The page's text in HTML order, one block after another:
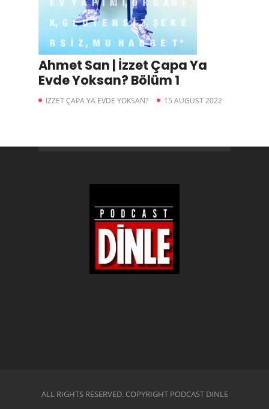
Ahmet San | İzzet Çapa Ya
Evde Yoksan? Bölüm 1
İZZET ÇAPA YA EVDE YOKSAN? 15 AUGUST 2022
ALL RIGHTS RESERVED. COPYRIGHT PODCAST DINLE